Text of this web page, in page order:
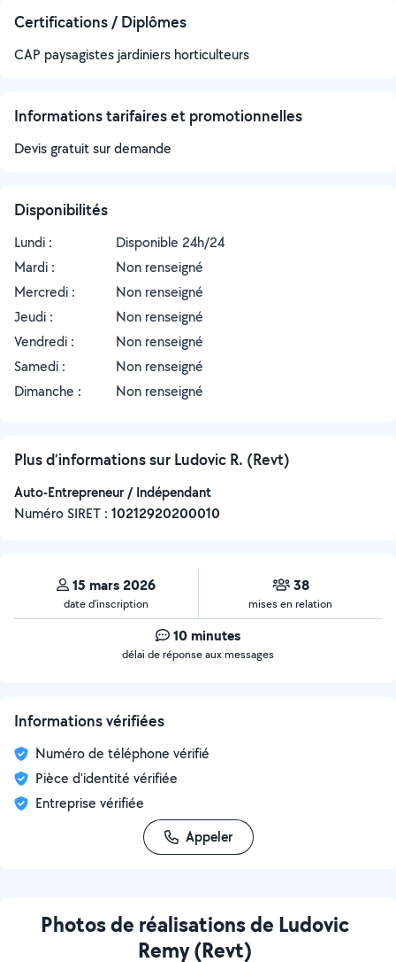
Certifications / Diplômes
CAP paysagistes jardiniers horticulteurs
Informations tarifaires et promotionnelles
Devis gratuit sur demande
Disponibilités
Lundi :
Disponible 24h/24
Mardi :
Non renseigné
Mercredi :
Non renseigné
Jeudi :
Non renseigné
Vendredi :
Non renseigné
Samedi :
Non renseigné
Dimanche :
Non renseigné
Plus d’informations sur Ludovic R. (Revt)
Auto-Entrepreneur / Indépendant
Numéro SIRET : ‍10212920200010
15 mars 2026
date d’inscription
38
mises en relation
10 minutes
délai de réponse aux messages
Informations vérifiées
Numéro de téléphone vérifié
Pièce d'identité vérifiée
Entreprise vérifiée
Appeler
Photos de réalisations de Ludovic
Remy (Revt)